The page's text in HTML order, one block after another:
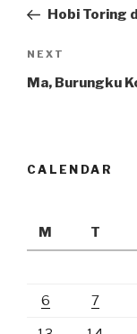
PostHobi Toring
Next
Post
NEXT
Ma, Burungku
CALENDAR
M
T
6 7